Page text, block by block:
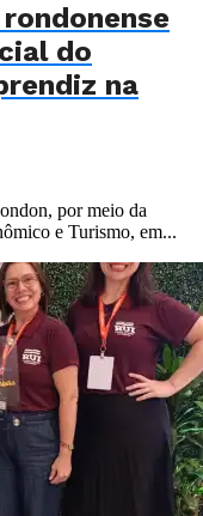
do
na
por meio da
e Turismo, em...